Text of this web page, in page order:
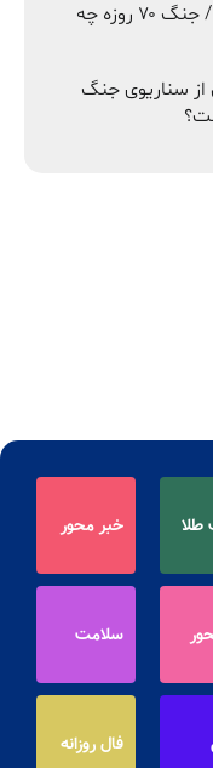
برندگان پنهان جنگ خاورمیانه / جنگ ۷۰ روزه چه
از سناریوی جنگ
طلا خبر محور
سلامت
فال روزانه